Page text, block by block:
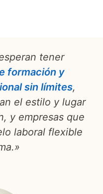
tener
formación y
sin límites,
el estilo y lugar
y empresas que
laboral flexible